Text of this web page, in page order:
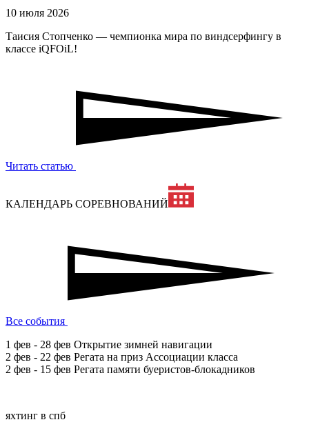
10 июля 2026
Таисия Стопченко — чемпионка мира по виндсерфингу в
классе iQFOiL!
Читать статью
КАЛЕНДАРЬ СОРЕВНОВАНИЙ
Все события
1 фев - 28 фев Открытие зимней навигации
2 фев - 22 фев Регата на приз Ассоциации класса
2 фев - 15 фев Регата памяти буеристов-блокадников
яхтинг в спб